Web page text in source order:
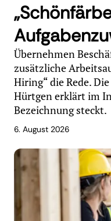
Übernehmen
zusätzliche
Hiring“ die Rede.
Hürtgen erklärt im
Bezeichnung steckt.
6. August 2026